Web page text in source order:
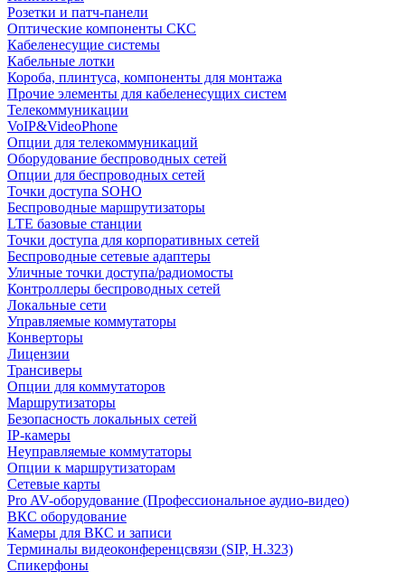
Розетки и патч-панели
Оптические компоненты СКС
Кабеленесущие системы
Кабельные лотки
Короба, плинтуса, компоненты для монтажа
Прочие элементы для кабеленесущих систем
Телекоммуникации
VoIP&VideoPhone
Опции для телекоммуникаций
Оборудование беспроводных сетей
Опции для беспроводных сетей
Точки доступа SOHO
Беспроводные маршрутизаторы
LTE базовые станции
Точки доступа для корпоративных сетей
Беспроводные сетевые адаптеры
Уличные точки доступа/радиомосты
Контроллеры беспроводных сетей
Локальные сети
Управляемые коммутаторы
Конверторы
Лицензии
Трансиверы
Опции для коммутаторов
Маршрутизаторы
Безопасность локальных сетей
IP-камеры
Неуправляемые коммутаторы
Опции к маршрутизаторам
Сетевые карты
Pro AV-оборудование (Профессиональное аудио-видео)
ВКС оборудование
Камеры для ВКС и записи
Терминалы видеоконференцсвязи (SIP, H.323)
Спикерфоны